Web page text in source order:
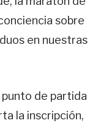
sobre
en nuestras
punto de partida
la inscripción,